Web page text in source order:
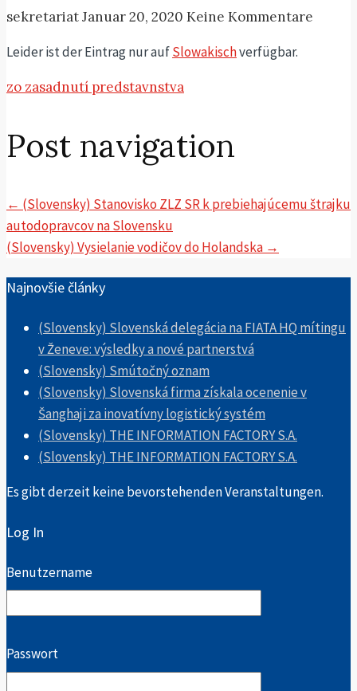
sekretariatJanuar 20, 2020 Keine Kommentare
Leider ist der Eintrag nur aufSlowakischverfügbar.
zo zasadnutí predstavnstva
Post navigation
← (Slovensky) Stanovisko ZLZ SR k prebiehajúcemu štrajku
autodopravcov na Slovensku
(Slovensky) Vysielanie vodičov do Holandska →
Najnovšie články
(Slovensky) Slovenská delegácia na FIATA HQ mítingu
v Ženeve: výsledky a nové partnerstvá
(Slovensky) Smútočný oznam
(Slovensky) Slovenská firma získala ocenenie v
Šanghaji za inovatívny logistický systém
(Slovensky) THE INFORMATION FACTORY S.A.
(Slovensky) THE INFORMATION FACTORY S.A.
Es gibt derzeit keine bevorstehenden Veranstaltungen.
Log In
Benutzername
Passwort